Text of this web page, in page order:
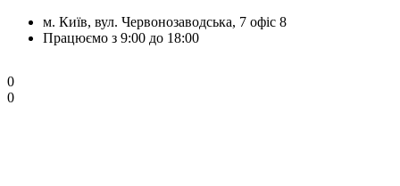
м. Київ, вул. Червонозаводська, 7 офіс 8
Працюємо з 9:00 до 18:00
0
0